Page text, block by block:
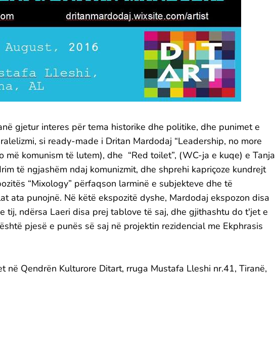
gjetur interes për tema historike dhe politike, dhe punimet e
si ready-made i Dritan Mardodaj “Leadership, no more
më komunism të lutem), dhe “Red toilet”, (WC-ja e kuqe) e Tanja
të ngjashëm ndaj komunizmit, dhe shprehi kapriçoze kundrejt
“Mixology” përfaqson larminë e subjekteve dhe të
ata punojnë. Në këtë ekspozitë dyshe, Mardodaj ekspozon disa
tij, ndërsa Laeri disa prej tablove të saj, dhe gjithashtu do t'jet e
pjesë e punës së saj në projektin rezidencial me Ekphrasis
në Qendrën Kulturore Ditart, rruga Mustafa Lleshi nr.41, Tiranë,